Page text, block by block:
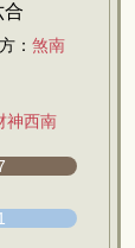
合
： 煞南
神西南